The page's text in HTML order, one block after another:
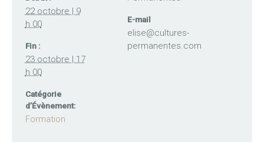
22 octobre | 9
h 00
Fin :
23 octobre | 17
h 00
Catégorie
d’Évènement:
Formation
E-mail
elise@cultures-
permanentes.com